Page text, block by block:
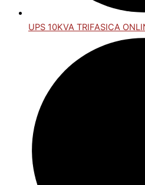
UPS 10KVA TRIFASICA